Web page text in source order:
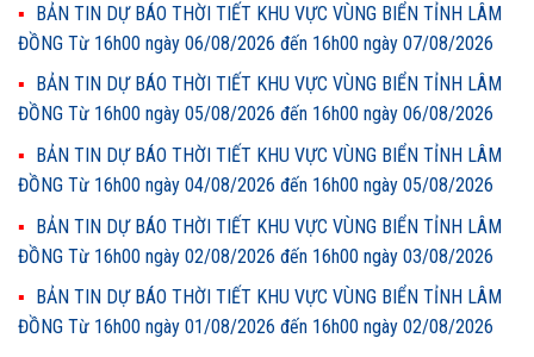
BẢN TIN DỰ BÁO THỜI TIẾT KHU VỰC VÙNG BIỂN TỈNH LÂM
ĐỒNG Từ 16h00 ngày 06/08/2026 đến 16h00 ngày 07/08/2026
BẢN TIN DỰ BÁO THỜI TIẾT KHU VỰC VÙNG BIỂN TỈNH LÂM
ĐỒNG Từ 16h00 ngày 05/08/2026 đến 16h00 ngày 06/08/2026
BẢN TIN DỰ BÁO THỜI TIẾT KHU VỰC VÙNG BIỂN TỈNH LÂM
ĐỒNG Từ 16h00 ngày 04/08/2026 đến 16h00 ngày 05/08/2026
BẢN TIN DỰ BÁO THỜI TIẾT KHU VỰC VÙNG BIỂN TỈNH LÂM
ĐỒNG Từ 16h00 ngày 02/08/2026 đến 16h00 ngày 03/08/2026
BẢN TIN DỰ BÁO THỜI TIẾT KHU VỰC VÙNG BIỂN TỈNH LÂM
ĐỒNG Từ 16h00 ngày 01/08/2026 đến 16h00 ngày 02/08/2026